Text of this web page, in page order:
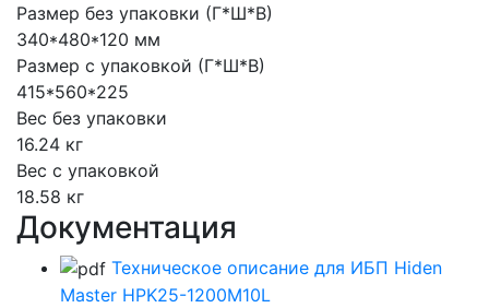
Размер без упаковки (Г*Ш*В)
340*480*120 мм
Размер с упаковкой (Г*Ш*В)
415*560*225
Вес без упаковки
16.24 кг
Вес с упаковкой
18.58 кг
Документация
Техническое описание для ИБП Hiden
Master HPK25-1200M10L